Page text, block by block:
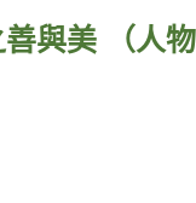
與美 （人